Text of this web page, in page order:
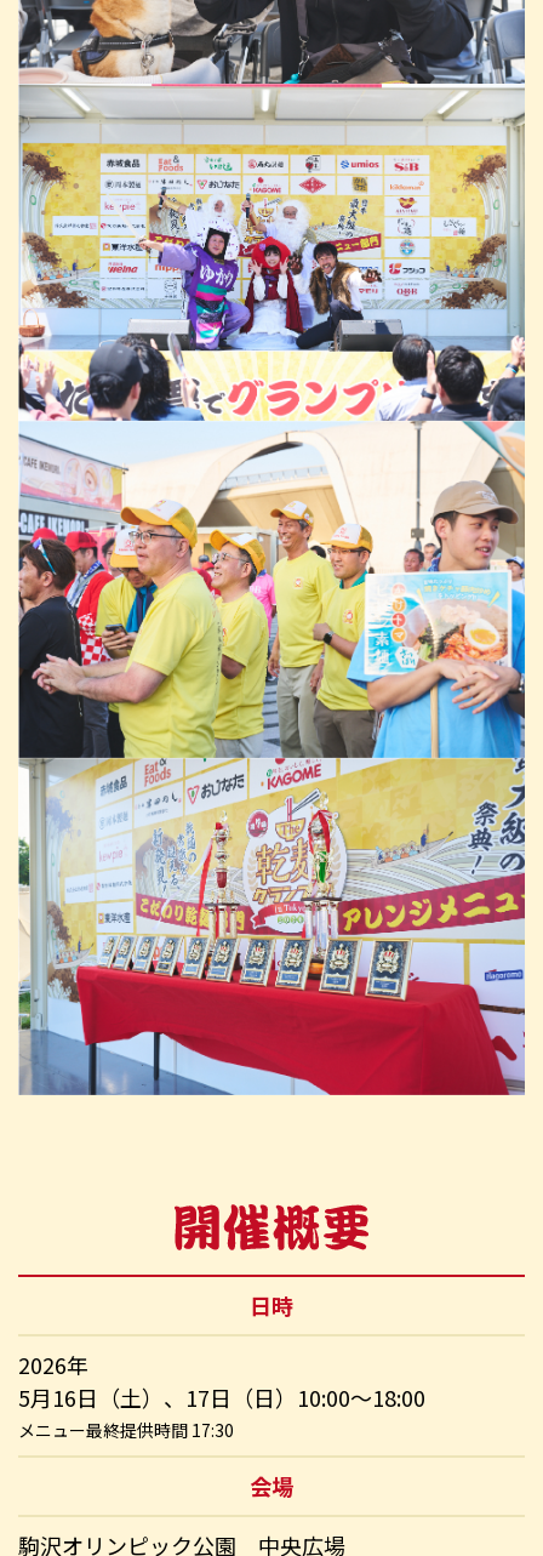
日時
2026年
5月16日（土）、17日（日）10:00～18:00
メニュー最終提供時間 17:30
会場
駒沢オリンピック公園 中央広場